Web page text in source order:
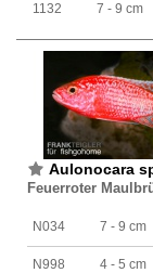
1132 7 - 9 cm
Aulonocara
Feuerroter
N034 7 - 9 cm
N998 4 - 5 cm